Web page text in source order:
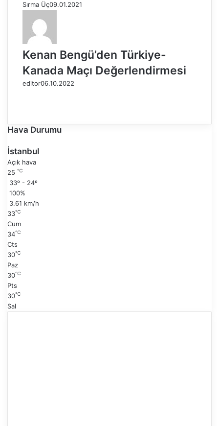
Sırma Üç09.01.2021
Kenan Bengü’den Türkiye-
Kanada Maçı Değerlendirmesi
editor06.10.2022
e
k
s
a
a
n
r
k
i
y
f
Hava Durumu
İstanbul
Açık hava
25 ℃
33º - 24º
100%
3.61 km/h
33℃
Cum
34℃
Cts
30℃
Paz
30℃
Pts
30℃
Sal